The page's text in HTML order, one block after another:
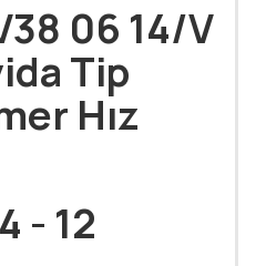
06 14/V
Tip
Hız
- 12